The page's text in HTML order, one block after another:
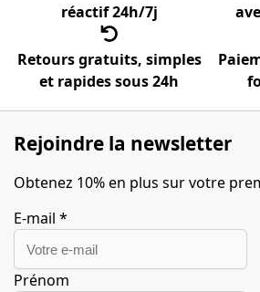
réactif 24h/7j
Retours gratuits, simples
et rapides sous 24h
Rejoindre la newsletter
Obtenez 10% en plus sur votre
E-mail *
Prénom